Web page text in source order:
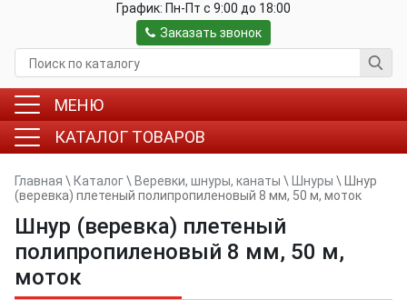
График: Пн-Пт c 9:00 до 18:00
Заказать звонок
МЕНЮ
КАТАЛОГ ТОВАРОВ
Главная \ Каталог\ Веревки, шнуры, канаты \ Шнуры \
Шнур
(веревка) плетеный полипропиленовый 8 мм, 50 м, моток
Шнур (веревка) плетеный
полипропиленовый 8 мм, 50 м,
моток